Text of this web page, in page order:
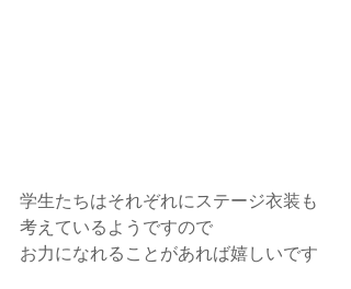
学生たちはそれぞれにステージ衣装も
考えているようですので
お力になれることがあれば嬉しいです